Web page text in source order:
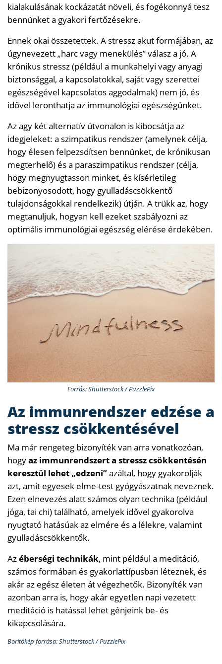
kialakulásának kockázatát növeli, és fogékonnyá tesz
bennünket a gyakori fertőzésekre.
Ennek okai összetettek. A stressz akut formájában, az
úgynevezett „harc vagy menekülés” válasz a jó. A
krónikus stressz (például a munkahelyi vagy anyagi
biztonsággal, a kapcsolatokkal, saját vagy szerettei
egészségével kapcsolatos aggodalmak) nem jó, és
idővel leronthatja az immunológiai egészségünket.
Az agy két alternatív útvonalon is kibocsátja az
idegjeleket: a szimpatikus rendszer (amelynek célja,
hogy élesen felpezsdítsen bennünket, de krónikusan
megterhelő) és a paraszimpatikus rendszer (célja,
hogy megnyugtasson minket, és kísérletileg
bebizonyosodott, hogy gyulladáscsökkentő
tulajdonságokkal rendelkezik) útján. A trükk az, hogy
megtanuljuk, hogyan kell ezeket szabályozni az
optimális immunológiai egészség elérése érdekében.
Forrás: Shutterstock / PuzzlePix
Az immunrendszer edzése a
stressz csökkentésével
Ma már rengeteg bizonyíték van arra vonatkozóan,
hogyaz immunrendszert a stressz csökkentésén
keresztül lehet „edzeni”azáltal, hogy gyakorolják
azt, amit egyesek elme-test gyógyászatnak neveznek.
Ezen elnevezés alatt számos olyan technika (például
jóga, tai chi) található, amelyek idővel gyakorolva
nyugtató hatásúak az elmére és a lélekre, valamint
gyulladáscsökkentők.
Azéberségi technikák, mint például a meditáció,
számos formában és gyakorlattípusban léteznek, és
akár az egész életen át végezhetők. Bizonyíték van
azonban arra is, hogy akár egyetlen napi vezetett
meditáció is hatással lehet génjeink be- és
kikapcsolására.
Borítókép forrása: Shutterstock / PuzzlePix